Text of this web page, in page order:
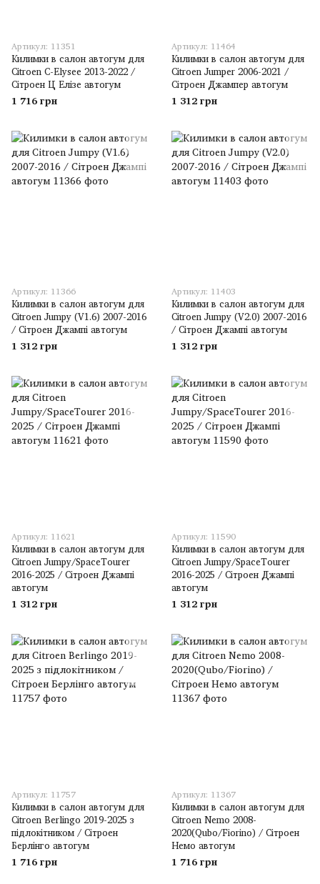
Артикул: 11351
Килимки в салон автогум для
Citroen C-Elysee 2013-2022 /
Сітроен Ц Елізе автогум
1 716 грн
Артикул: 11464
Килимки в салон автогум для
Citroen Jumper 2006-2021 /
Сітроен Джампер автогум
1 312 грн
Артикул: 11366
Килимки в салон автогум для
Citroen Jumpy (V1.6) 2007-2016
/ Сітроен Джампі автогум
1 312 грн
Артикул: 11403
Килимки в салон автогум для
Citroen Jumpy (V2.0) 2007-2016
/ Сітроен Джампі автогум
1 312 грн
Артикул: 11621
Килимки в салон автогум для
Citroen Jumpy/SpaceTourer
2016-2025 / Сітроен Джампі
автогум
1 312 грн
Артикул: 11590
Килимки в салон автогум для
Citroen Jumpy/SpaceTourer
2016-2025 / Сітроен Джампі
автогум
1 312 грн
Артикул: 11757
Килимки в салон автогум для
Citroen Berlingo 2019-2025 з
підлокітником / Сітроен
Берлінго автогум
1 716 грн
Артикул: 11367
Килимки в салон автогум для
Citroen Nemo 2008-
2020(Qubo/Fiorino) / Сітроен
Немо автогум
1 716 грн